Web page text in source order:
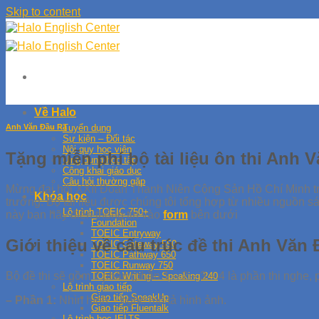
Skip to content
Về Halo
Tuyển dụng
Sự kiện – Đối tác
Nội quy học viên
Ứng dụng học tập
Công khai giáo dục
Câu hỏi thường gặp
Khóa học
Lộ trình TOEIC 750+
Foundation
TOEIC Entryway
TOEIC Gateway 550
TOEIC Pathway 650
TOEIC Runway 750
TOEIC Writing – Speaking 240
Lộ trình giao tiếp
Giao tiếp SpeakUp
Giao tiếp Fluentalk
Anh Văn Đầu Ra
Tặng miễn phí bộ tài liệu ôn thi Anh
Mừng đại hội XXII Đoàn Thanh Niên Cộng Sản Hồ Chí
trường. Bộ tài liệu được chúng tôi tổng hợp từ nhiều nguồn
này bạn hãy điền thông tin vào form bên dưới
Giới thiệu về cấu trúc đề thi Anh Văn
Bộ đề thi sẽ gồm 7 phần (phần 1 – 2 – 3 – 4 là phần thi nghe,
– Phần 1: Nhìn hình – nghe mô tả hình ảnh.